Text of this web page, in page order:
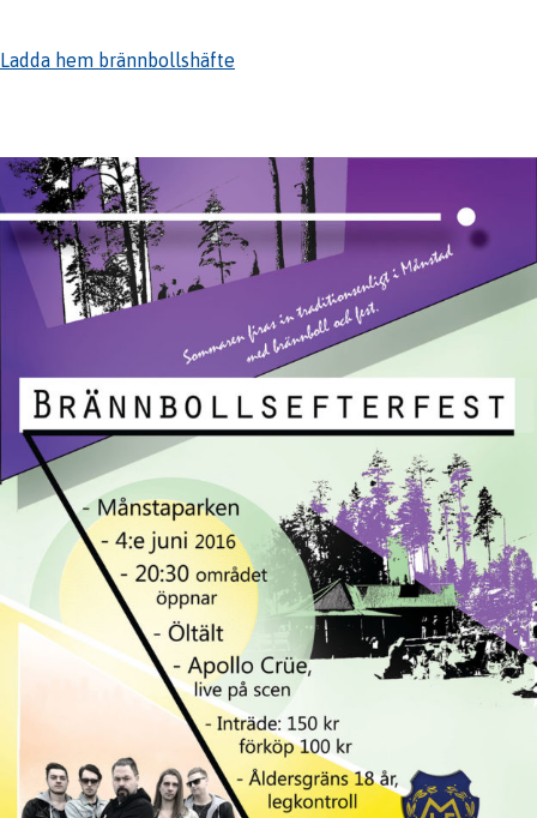
Ladda hem brännbollshäfte